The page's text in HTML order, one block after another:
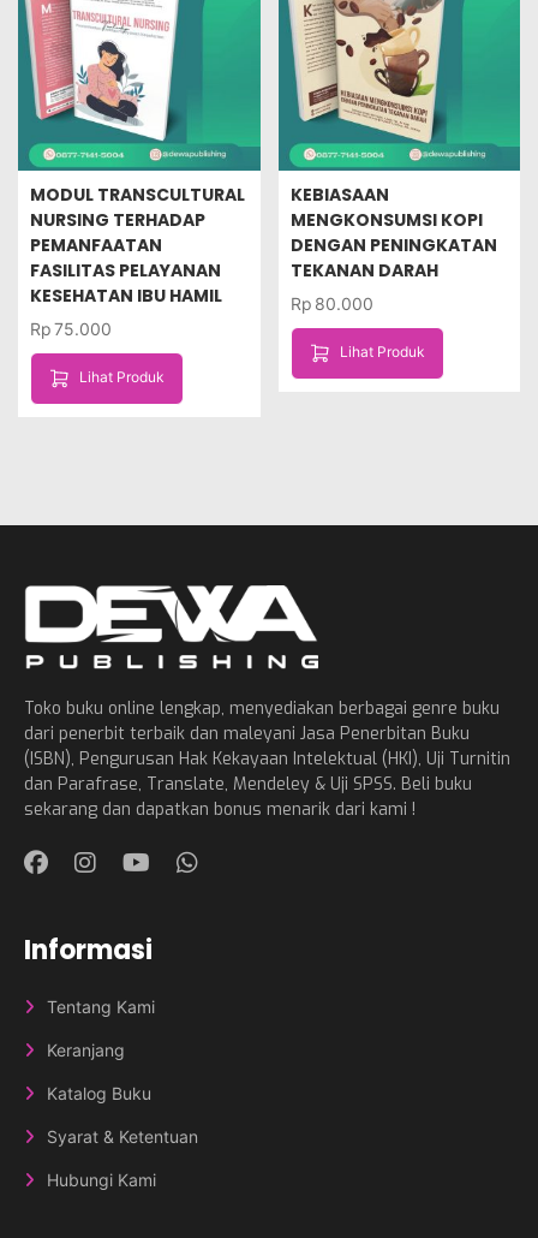
MODUL TRANSCULTURAL
NURSING TERHADAP
PEMANFAATAN
FASILITAS PELAYANAN
KESEHATAN IBU HAMIL
Rp75.000
Lihat Produk
KEBIASAAN
MENGKONSUMSI KOPI
DENGAN PENINGKATAN
TEKANAN DARAH
Rp 80.000
Lihat Produk
Toko buku online lengkap, menyediakan berbagai genre buku
dari penerbit terbaik dan maleyani Jasa Penerbitan Buku
(ISBN), Pengurusan Hak Kekayaan Intelektual (HKI), Uji Turnitin
dan Parafrase, Translate, Mendeley & Uji SPSS. Beli buku
sekarang dan dapatkan bonus menarik dari kami !
Informasi
Tentang Kami
Keranjang
Katalog Buku
Syarat & Ketentuan
Hubungi Kami